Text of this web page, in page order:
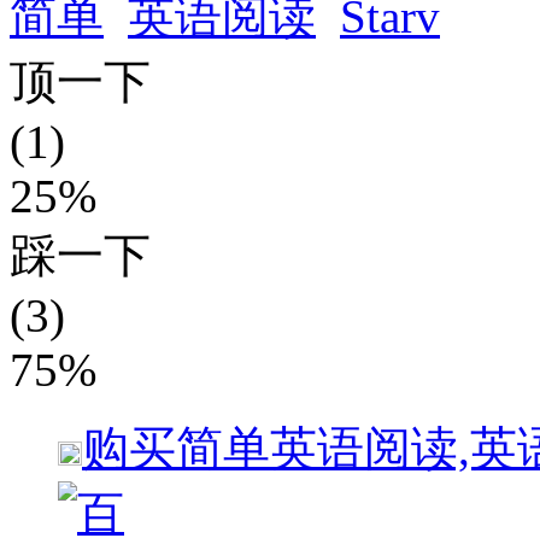
简单 英语阅读 Starv
顶一下
(1)
25%
踩一下
(3)
75%
购买简单英语阅读,英